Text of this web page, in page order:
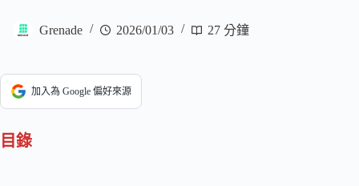
Grenade 2026/01/03 27 分鐘
加入為 Google 偏好來源
目錄